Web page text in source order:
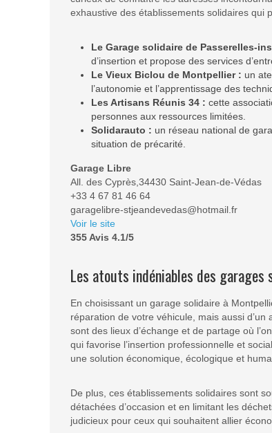
exhaustive des établissements solidaires qui
Le Garage solidaire de Passerelles-
d’insertion et propose des services
Le Vieux Biclou de Montpellier : un
l’autonomie et l’apprentissage des
Les Artisans Réunis 34 : cette
personnes aux ressources limitées.
Solidarauto : un réseau national de
situation de précarité.
Garage Libre
All. des Cyprès,34430 Saint-Jean-de-Védas
+33 4 67 81 46 64
garagelibre-stjeandevedas@hotmail.fr
Voir le site
355 Avis 4.1/5
Les atouts indéniables des garages
En choisissant un garage solidaire à
réparation de votre véhicule, mais aussi
sont des lieux d’échange et de partage où
qui favorise l’insertion professionnelle et
une solution économique, écologique et
De plus, ces établissements solidaires sont
détachées d’occasion et en limitant les
judicieux pour ceux qui souhaitent allier